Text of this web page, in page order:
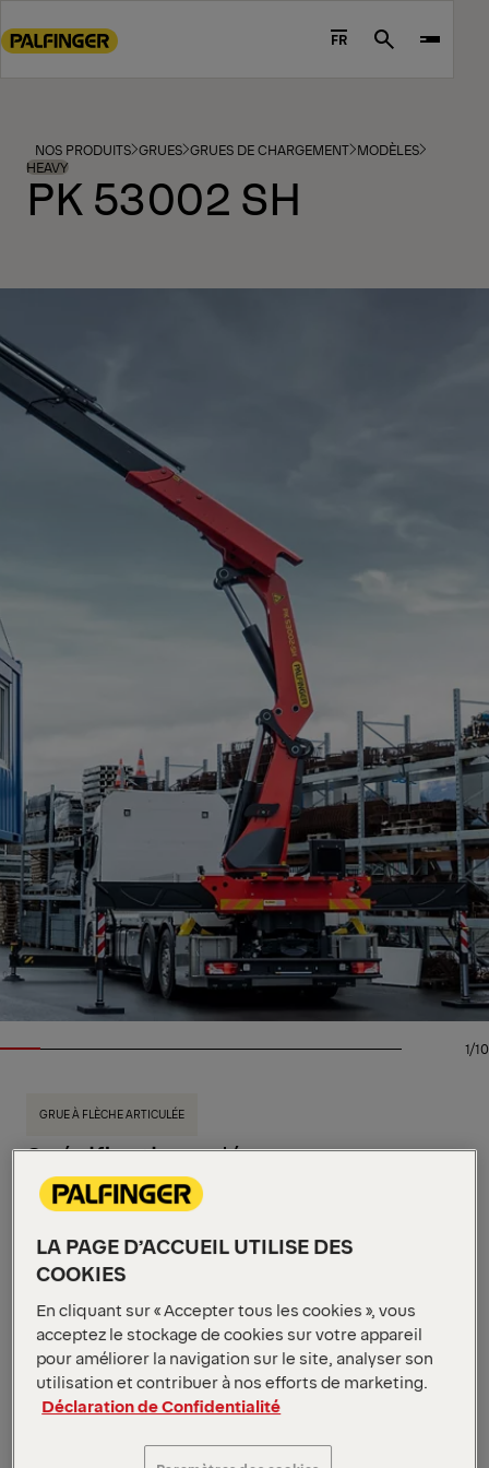
to
footer
content
FR Search
NOS PRODUITS GRUES GRUES DE CHARGEMENT MODÈLES
HEAVY
PK 53002 SH
1/10
GRUE À FLÈCHE ARTICULÉE
Spécifications clés
Couple de levage maximum
Capacité de levage maximale
Voir toutes les spécifications
Notre gamme SH High Performance est conçue pour
offrir une puissance, une endurance et une maîtrise
sans compromis. La PK 53002 SH allie une
robustesse éprouvée à un comportement fluide et
stable, idéal pour les manutentions industrielles
exigeantes. Le système S-HPLS dose
rigoureusement puissance et vitesse, ce qui permet
LA PAGE D’ACCUEIL UTILISE DES
COOKIES
En cliquant sur « Accepter tous les cookies », vous
acceptez le stockage de cookies sur votre appareil
pour améliorer la navigation sur le site, analyser son
utilisation et contribuer à nos efforts de marketing.
Déclaration de Confidentialité